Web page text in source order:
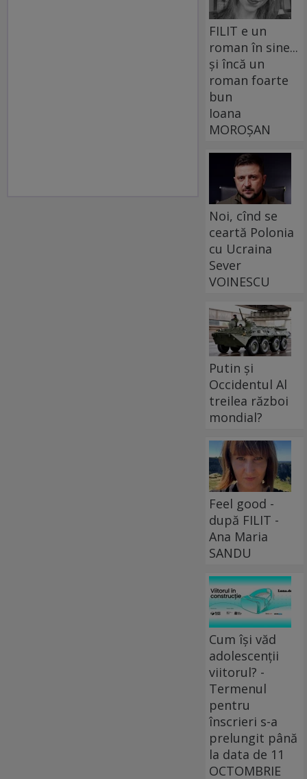
FILIT e un
roman în sine...
și încă un
roman foarte
bun
Ioana
MOROȘAN
Noi, cînd se
ceartă Polonia
cu Ucraina
Sever
VOINESCU
Putin și
Occidentul Al
treilea război
mondial?
Feel good -
după FILIT -
Ana Maria
SANDU
Cum își văd
adolescenții
viitorul? -
Termenul
pentru
înscrieri s-a
prelungit până
la data de 11
OCTOMBRIE